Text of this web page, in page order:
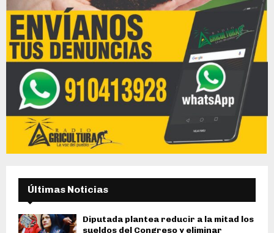
Últimas Noticias
Diputada plantea reducir a la mitad los
sueldos del Congreso y eliminar